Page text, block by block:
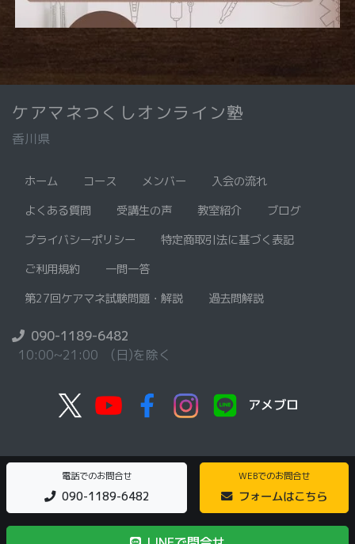
電話でのお問合せ
090-1189-6482
WEBでのお問合せ
フォームはこちら
ケアマネつくしオンライン塾
香川県
ホーム コース メンバー
入会の流れ
よくある質問
受講生の声 教室紹介
ブログ
プライバシーポリシー
特定商取引法に基づく表記
ご利用規約
一問一答
第27回ケアマネ試験問題・解説
過去問解説
090-1189-6482
10:00~21:00 (日)を除く
アメブロ